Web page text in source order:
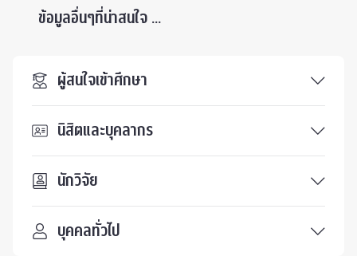
ข้อมูลอื่นๆที่น่าสนใจ ...
ผู้สนใจเข้าศึกษา
นิสิตและบุคลากร
นักวิจัย
บุคคลทั่วไป